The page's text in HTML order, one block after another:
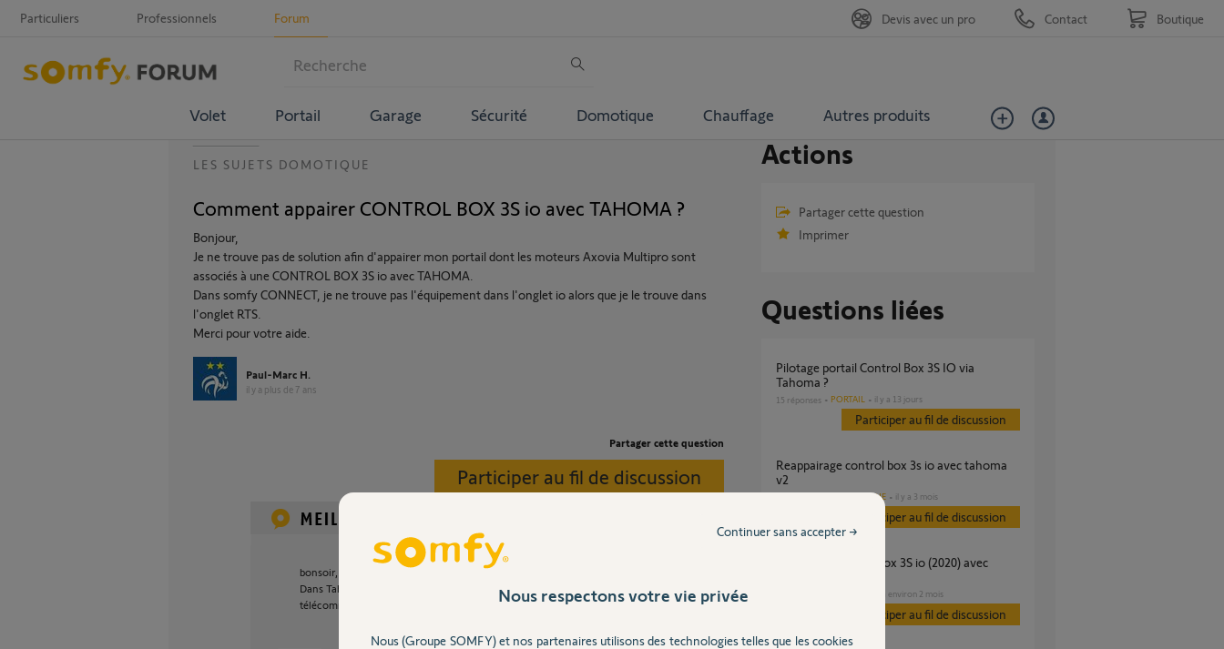
Particuliers Professionnels Forum
Volet Portail Garage Sécurité Domotique Chauffage Autres produits
Devis avec un pro Contact Boutique
LES SUJETS DOMOTIQUE
Comment appairer CONTROL BOX 3S io avec TAHOMA ?
Bonjour,
Je ne trouve pas de solution afin d'appairer mon portail dont les moteurs Axovia Multipro sont
associés à une CONTROL BOX 3S io avec TAHOMA.
Dans somfy CONNECT, je ne trouve pas l'équipement dans l'onglet io alors que je le trouve dans
l'onglet RTS.
Merci pour votre aide.
Paul-Marc H.
il y a plus de 7 ans
Partager cette question
Participer au fil de discussion
bonsoir,
Dans Tahoma; allez dans config>Io>ajouter>équipement>sélectionnez la
télécommande, suivez les instructions.
Actions
Partager cette question
Imprimer
Questions liées
Pilotage portail Control Box 3S IO via
Tahoma ?
15 réponses PORTAIL il y a 13 jours
Participer au fil de discussion
Reappairage control box 3s io avec tahoma
v2
DOMOTIQUE il y a 3 mois
Participer au fil de discussion
il y a environ 2 mois
Participer au fil de discussion
Nous respectons votre vie privée
Nous (Groupe SOMFY) et nos partenaires utilisons des technologies telles que les cookies
Continuer sans accepter →